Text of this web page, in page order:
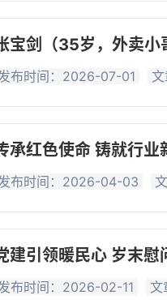
宝剑（35岁，外卖小
布时间：2026-07-01 文
承红色使命 铸就行业
布时间：2026-04-03
建引领暖民心 岁末慰
布时间：2026-02-11 文